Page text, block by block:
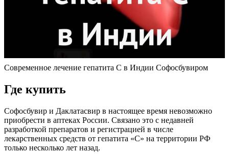
Современное лечение гепатита С в Индии Софосбувиром
Где купить
Софосбувир и Даклатасвир в настоящее время невозможно
приобрести в аптеках России. Связано это с недавней
разработкой препаратов и регистрацией в числе
лекарственных средств от гепатита «С» на территории РФ
только несколько лет назад.